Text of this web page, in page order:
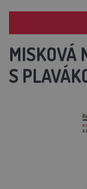
MISKOVÁ
S